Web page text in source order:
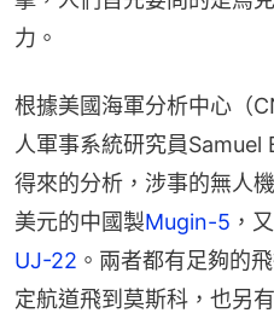
力。
根據美國海軍分析中心（
人軍事系統研究員
得來的分析，涉事的無人
美元的中國製Mugin-5 ，
UJ-22 。兩者都有足夠的
定航道飛到莫斯科，也另